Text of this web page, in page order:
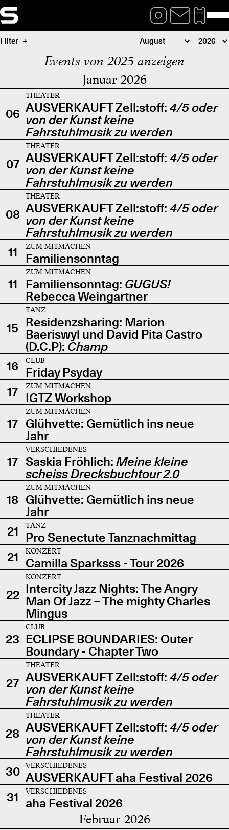
Filter
Events von 2025 anzeigen
Januar 2026
06
THEATER
AUSVERKAUFT Zell:stoff: 4/5 oder
von der Kunst keine
Fahrstuhlmusik zu werden
07
THEATER
AUSVERKAUFT Zell:stoff: 4/5 oder
von der Kunst keine
Fahrstuhlmusik zu werden
08
THEATER
AUSVERKAUFT Zell:stoff: 4/5 oder
von der Kunst keine
Fahrstuhlmusik zu werden
11
ZUM MITMACHEN
Familiensonntag
11
ZUM MITMACHEN
Familiensonntag: GUGUS!
Rebecca Weingartner
15
TANZ
Residenzsharing: Marion
Baeriswyl und David Pita Castro
(D.C.P): Champ
16
CLUB
Friday Psyday
17
ZUM MITMACHEN
IGTZ Workshop
17
ZUM MITMACHEN
Glühvette: Gemütlich ins neue
Jahr
17
VERSCHIEDENES
Saskia Fröhlich: Meine kleine
scheiss Drecksbuchtour 2.0
18
ZUM MITMACHEN
Glühvette: Gemütlich ins neue
Jahr
21
TANZ
Pro Senectute Tanznachmittag
21
KONZERT
Camilla Sparksss - Tour 2026
22
KONZERT
Intercity Jazz Nights: The Angry
Man Of Jazz – The mighty Charles
Mingus
23
CLUB
ECLIPSE BOUNDARIES: Outer
Boundary - Chapter Two
27
THEATER
AUSVERKAUFT Zell:stoff: 4/5 oder
von der Kunst keine
Fahrstuhlmusik zu werden
28
THEATER
AUSVERKAUFT Zell:stoff: 4/5 oder
von der Kunst keine
Fahrstuhlmusik zu werden
30
VERSCHIEDENES
AUSVERKAUFT aha Festival 2026
31
VERSCHIEDENES
aha Festival 2026
Februar 2026